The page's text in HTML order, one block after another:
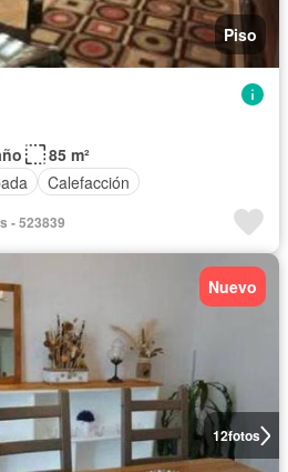
Piso
85 m²
Calefacción
- 523839
12fotos
Nuevo